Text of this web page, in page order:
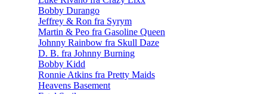
Bobby Durango
Jeffrey & Ron fra Syrym
Martin & Peo fra Gasoline Queen
Johnny Rainbow fra Skull Daze
D. B. fra Johnny Burning
Bobby Kidd
Ronnie Atkins fra Pretty Maids
Heavens Basement